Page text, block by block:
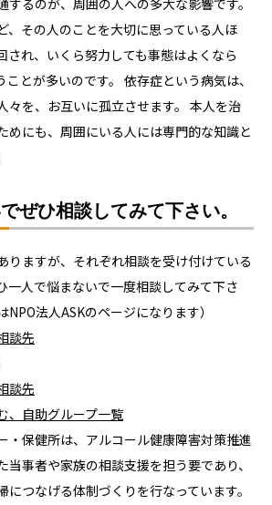
、その人のことを大切に思っている人ほ
され、いくら努力しても事態はよくなら
とが多いのです。 依存症という病気は、
々を、お互いに孤立させます。 本人を治
めにも、周囲にいる人には専門的な知識と
ぜひ相談してみて下さい。
りますが、それぞれ相談を受け付けている
一人で悩まないで一度相談してみて下さ
法人ASKのページになります）
談先
談先
、自助グループ一覧
・保健所は、アルコール健康障害対策推進
事者や家族の相談支援を担う要であり、
につなげる体制づくりを行なっています。